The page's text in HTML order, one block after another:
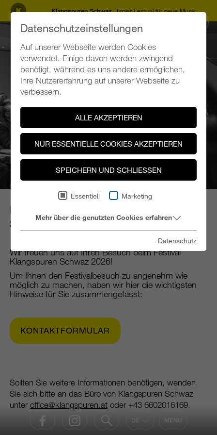
DE MENU
Klangspuren SchwazTiroler Festival für neue Musik
IHR BESUCH BEI KLANGSPUREN
SCHWAZ
Wir freuen uns auf Ihren Besuch beim Festival
Klangspuren Schwaz 2026!
Um Ihnen den Festivalbesuch zu angenehm wie
möglich zu machen, haben wir hier die wichtigsten
Hinweise für Sie zusammengefasst:
KONTAKTFORMULAR
Sollten Sie weitere Informationen benötigen, wenden
Sie sich bitte an das Büro von Klangspuren Schwaz
unteroffice@klangspuren.at oder +43 6602016169.
Datenschutzeinstellungen
Auf unserer Webseite werden Cookies
verwendet. Einige davon werden zwingend
benötigt, während es uns andere ermöglichen,
Ihre Nutzererfahrung auf unserer Webseite zu
verbessern.
ALLE AKZEPTIEREN
NUR ESSENTIELLE COOKIES AKZEPTIEREN
SPEICHERN UND SCHLIESSEN
Essentiell Marketing
Mehr über die genutzten Cookies erfahren
Datenschutz